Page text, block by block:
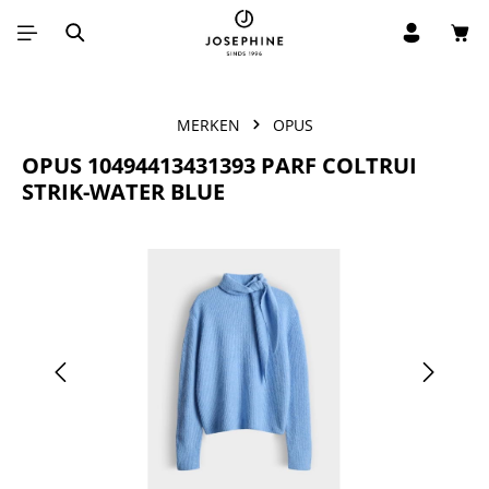
Ga naar de hoofdinhoud
MERKEN OPUS
OPUS 10494413431393 PARF COLTRUI
STRIK-WATER BLUE